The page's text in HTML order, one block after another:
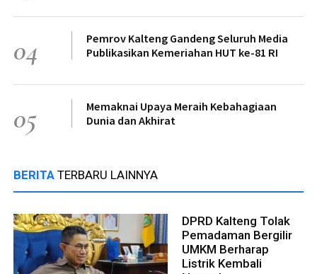
04
Pemrov Kalteng Gandeng Seluruh Media
Publikasikan Kemeriahan HUT ke-81 RI
05
Memaknai Upaya Meraih Kebahagiaan
Dunia dan Akhirat
BERITA TERBARU LAINNYA
DPRD Kalteng Tolak
Pemadaman Bergilir
UMKM Berharap
Listrik Kembali